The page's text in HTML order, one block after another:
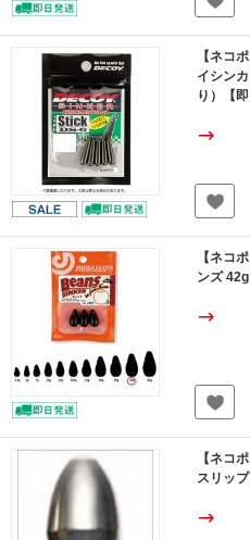
【ネコ
イシン
り）【即
【ネコ
ンズ 42g
【ネコ
スリッ